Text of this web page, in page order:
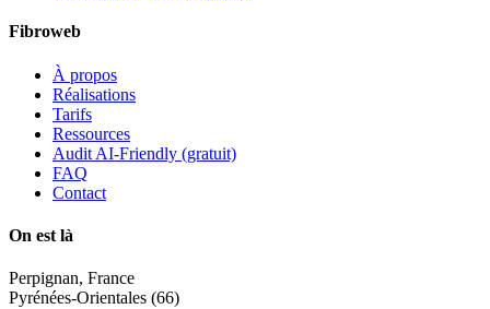
Fibroweb
À propos
Réalisations
Tarifs
Ressources
Audit AI-Friendly (gratuit)
FAQ
Contact
On est là
Perpignan, France
Pyrénées-Orientales (66)